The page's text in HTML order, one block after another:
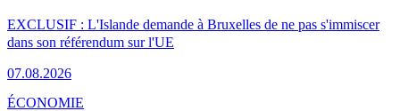
EXCLUSIF : L'Islande demande à Bruxelles de ne pas s'immiscer
dans son référendum sur l'UE
07.08.2026
ÉCONOMIE